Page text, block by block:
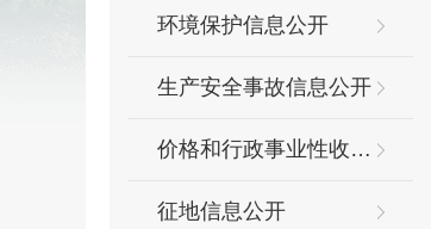
环境保护信息公开
生产安全事故信息公开
价格和行政事业性收费信息公开
征地信息公开